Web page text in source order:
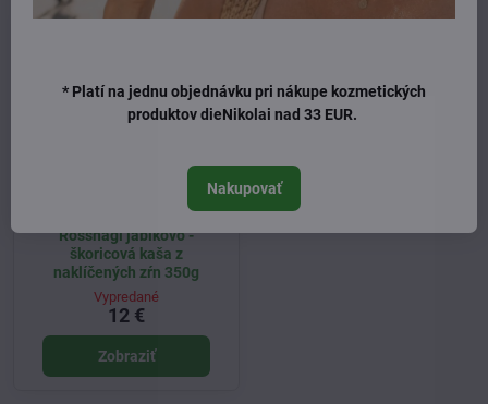
Rossnagl jablkovo -
škoricová kaša z
naklíčených zŕn 350g
Vypredané
12 €
Zobraziť
* Platí na jednu objednávku pri nákupe kozmetických
produktov dieNikolai nad 33 EUR.
Nakupovať